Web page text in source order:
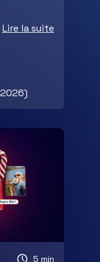
Lire la suite
5 min